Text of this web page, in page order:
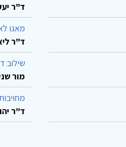
ד"ר
מאגו
ד"ר
שילוב
מור
ד"ר